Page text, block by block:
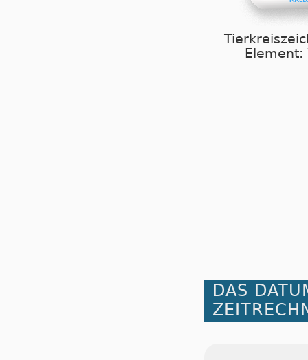
Element:
DAS